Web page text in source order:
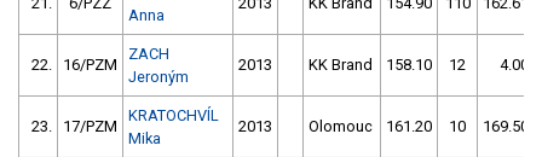
Anna
22. 16/PZM
ZACH
Jeroným
2013 KK Brand 158.10 12 4.00
23. 17/PZM
KRATOCHVÍL
Mika
2013 Olomouc 161.20 10 169.50